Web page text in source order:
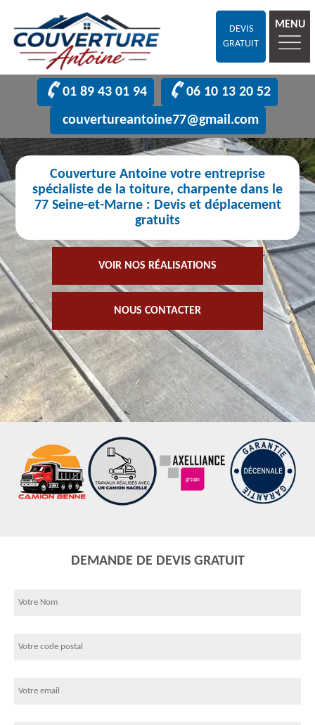
DEVIS
GRATUIT
MENU
01 89 43 01 94
06 10 13 20 52
couvertureantoine77@gmail.com
Couverture Antoine votre entreprise
spécialiste de la toiture, charpente dans le
77 Seine-et-Marne : Devis et déplacement
gratuits
VOIR NOS RÉALISATIONS
NOUS CONTACTER
DEMANDE DE DEVIS GRATUIT